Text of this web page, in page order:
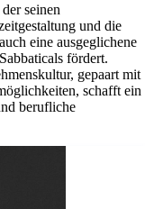
seinen
und die
eine ausgeglichene
fördert.
gepaart mit
schafft ein
berufliche